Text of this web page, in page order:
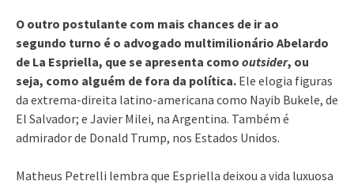
O outro postulante com mais chances de ir ao
segundo turno é o advogado multimilionário Abelardo
de La Espriella, que se apresenta como outsider, ou
seja, como alguém de fora da política. Ele elogia figuras
da extrema-direita latino-americana como Nayib Bukele, de
El Salvador; e Javier Milei, na Argentina. Também é
admirador de Donald Trump, nos Estados Unidos.
Matheus Petrelli lembra que Espriella deixou a vida luxuosa